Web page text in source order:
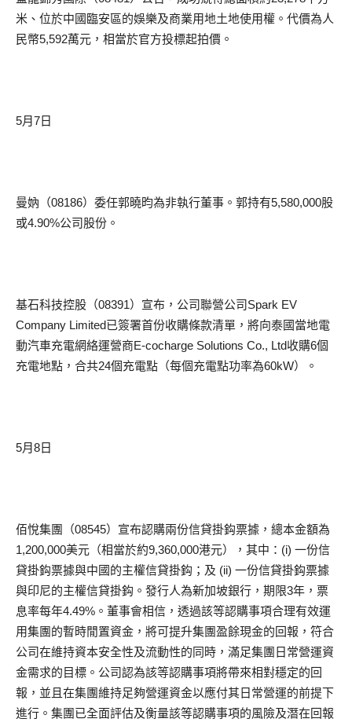
米、位於中國臨安區的娛樂及商業用地土地使用權。代價為人
民幣5,592萬元，相當於官方投標起拍價。
5月7日
曼妠（08186）委任郭曉昀為非執行董事。郭持有5,580,000股
或4.90%公司股份。
基石科技控股（08391）宣布，公司聯營公司Spark EV
Company Limited已簽署首份收購條款清單，將向泰國當地電
動汽車充電網絡運營商E-cocharge Solutions Co., Ltd收購6個
充電地點，合共24個充電點（每個充電點功率為60kW）。
5月8日
佰悅集團（08545）宣布認購兩份信貸掛鈎票據，總本金額為
1,200,000美元（相當於約9,360,000港元），其中：(i) 一份信
貸掛鈎票據與中國的主權信貸掛鈎；及 (ii) 一份信貸掛鈎票據
與印尼的主權信貸掛鈎。發行人為新加坡銀行，期限3年，票
息率每年4.49%。董事會相信，透過該等認購事項合理有效運
用集團的暫時閒置資金，將可提升集團盈餘現金的回報，符合
公司在維持資本安全性及流動性的同時，滿足集團日常營運資
金需求的目標。公司認為該等認購事項將帶來相對穩定的回
報，並且在集團維持足夠營運資金以應付其日常營運的前提下
進行。集團已全面評估及衡量該等認購事項的風險及潛在回報